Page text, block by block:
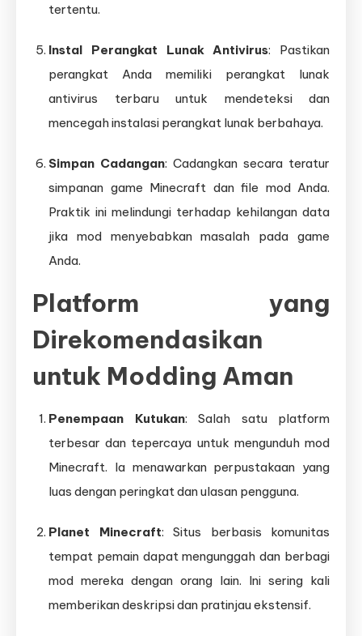
tertentu.
Instal Perangkat Lunak Antivirus: Pastikan
perangkat Anda memiliki perangkat lunak
antivirus terbaru untuk mendeteksi dan
mencegah instalasi perangkat lunak berbahaya.
Simpan Cadangan: Cadangkan secara teratur
simpanan game Minecraft dan file mod Anda.
Praktik ini melindungi terhadap kehilangan data
jika mod menyebabkan masalah pada game
Anda.
Platform yang
Direkomendasikan
untuk Modding Aman
Penempaan Kutukan: Salah satu platform
terbesar dan tepercaya untuk mengunduh mod
Minecraft. Ia menawarkan perpustakaan yang
luas dengan peringkat dan ulasan pengguna.
Planet Minecraft: Situs berbasis komunitas
tempat pemain dapat mengunggah dan berbagi
mod mereka dengan orang lain. Ini sering kali
memberikan deskripsi dan pratinjau ekstensif.